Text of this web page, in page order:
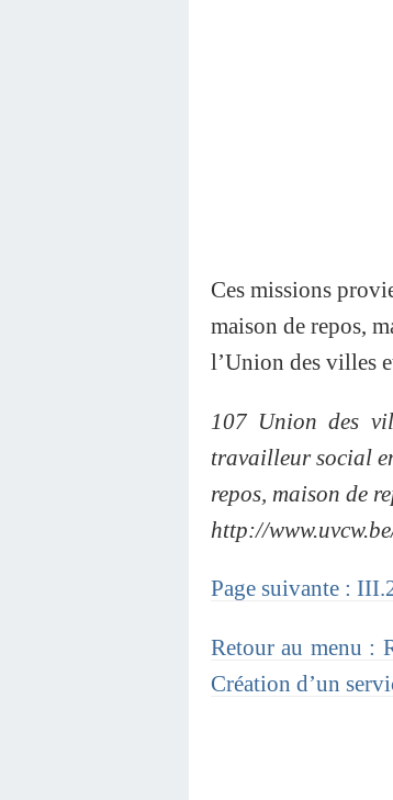
Ces missions
maison de repos,
l’Union des villes
107 Union des
travailleur social
repos, maison de
http://
Page suivante :
Retour au menu :
Création d’un